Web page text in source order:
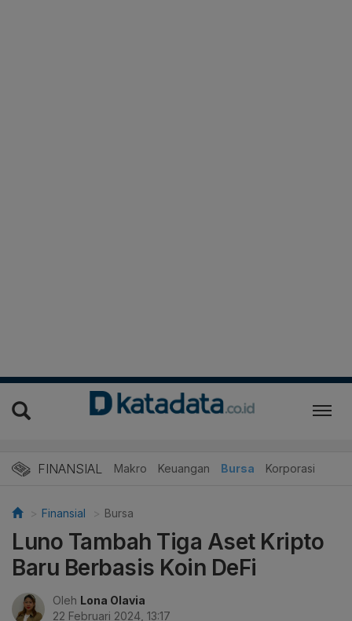
FINANSIAL Makro Keuangan Bursa Korporasi
Finansial Bursa
Luno Tambah Tiga Aset Kripto
Baru Berbasis Koin DeFi
Oleh Lona Olavia
22 Februari 2024, 13:17